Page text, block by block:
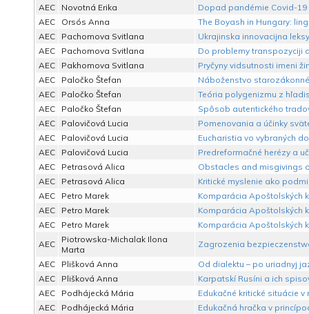
AEC
Novotná Erika
Dopad pandémie Covid-
AEC
Orsós Anna
The Boyash in Hungary:
AEC
Pachomova Svitlana
Ukrajinska innovacijna
AEC
Pachomova Svitlana
Do problemy transpozyciji
AEC
Pakhomova Svitlana
Pryčyny vidsutnosti imeni
AEC
Paločko Štefan
Náboženstvo
AEC
Paločko Štefan
Teória polygenizmu z
AEC
Paločko Štefan
Spôsob autentického
AEC
Palovičová Lucia
Pomenovania a účinky
AEC
Palovičová Lucia
Eucharistia vo vybraných
AEC
Palovičová Lucia
Predreformačné herézy a
AEC
Petrasová Alica
Obstacles and misgivings
AEC
Petrasová Alica
Kritické myslenie ako
AEC
Petro Marek
Komparácia Apoštolských
AEC
Petro Marek
Komparácia Apoštolských
AEC
Petro Marek
Komparácia Apoštolských
AEC
Piotrowska-Michalak Ilona
Marta
Zagrozenia
AEC
Plišková Anna
Od dialektu – po uriadnyj
AEC
Plišková Anna
Karpatskí Rusíni a ich
AEC
Podhájecká Mária
Edukačné kritické situácie
AEC
Podhájecká Mária
Edukačná hračka v